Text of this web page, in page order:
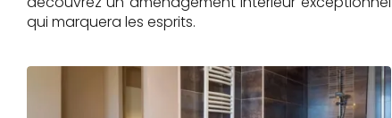
qui marquera les esprits.